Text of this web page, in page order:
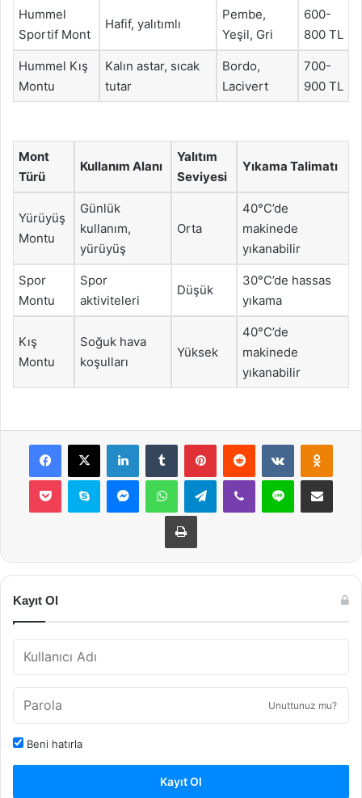
Hummel
Sportif Mont
Hafif, yalıtımlı
Pembe,
Yeşil, Gri
600-
800 TL
Hummel Kış
Montu
Kalın astar, sıcak
tutar
Bordo,
Lacivert
700-
900 TL
Mont
Türü
Kullanım Alanı
Yalıtım
Seviyesi
Yıkama Talimatı
Yürüyüş
Montu
Günlük
kullanım,
yürüyüş
Orta
40°C’de
makinede
yıkanabilir
Spor
Montu
Spor
aktiviteleri
Düşük
30°C’de hassas
yıkama
Kış
Montu
Soğuk hava
koşulları
Yüksek
40°C’de
makinede
yıkanabilir
Facebook
X LinkedInTumblr PinterestReddit VKontakte
Pocket Skype MessengerWhatsAppTelegramViber Line E-Posta ile
Yazdır
Kayıt Ol
Unuttunuz mu?
Beni hatırla
Kayıt Ol